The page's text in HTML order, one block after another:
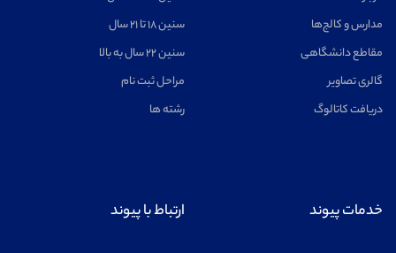
مدارس و کالج‌ها
مقاطع دانشگاهی
گالری تصاویر
دریافت کاتالوگ
سنین ۱۸ تا ۲۱ سال
سنین ۲۲ سال به بالا
مراحل ثبت نام
رشته ها
خدمات پیوند ارتباط با پیوند